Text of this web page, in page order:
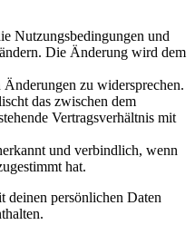
Nutzungsbedingungen und
Die Änderung wird dem
zu widersprechen.
das zwischen dem
Vertragsverhältnis mit
und verbindlich, wenn
hat.
deinen persönlichen Daten